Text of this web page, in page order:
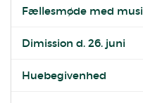
Fællesmøde med
Dimission d. 26. juni
Huebegivenhed